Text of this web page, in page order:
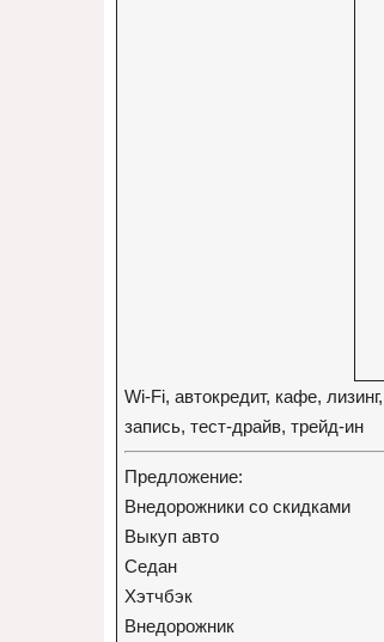
Wi-Fi, автокредит, кафе,
запись, тест-драйв, трейд-ин
Предложение:
Внедорожники со скидками
Выкуп авто
Седан
Хэтчбэк
Внедорожник